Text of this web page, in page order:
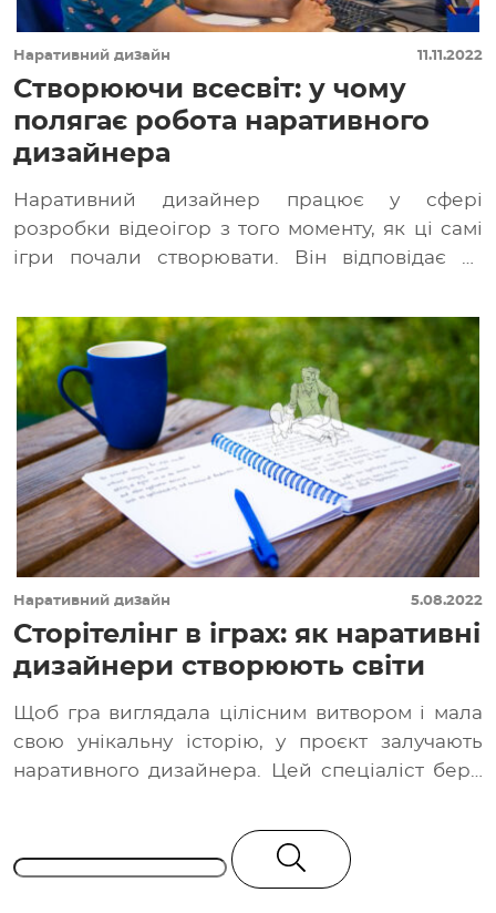
Наративний дизайн 11.11.2022
Створюючи всесвіт: у чому
полягає робота наративного
дизайнера
Наративний дизайнер працює у сфері
розробки відеоігор з того моменту, як ці самі
ігри почали створювати. Він відповідає за
Наративний дизайн 5.08.2022
Сторітелінг в іграх: як наративні
дизайнери створюють світи
Щоб гра виглядала цілісним витвором і мала
свою унікальну історію, у проєкт залучають
наративного дизайнера. Цей спеціаліст бере